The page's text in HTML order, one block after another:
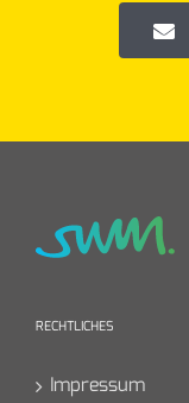
RECHTLICHES
Impressum